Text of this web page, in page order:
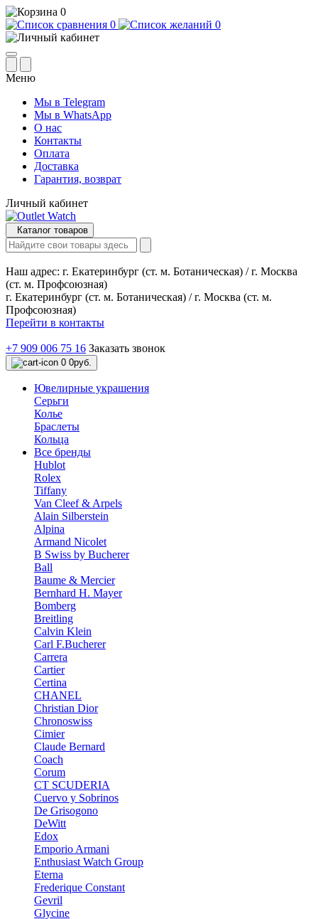
0
0
0
Меню
Мы в Telegram
Мы в WhatsApp
О нас
Контакты
Оплата
Доставка
Гарантия, возврат
Личный кабинет
Каталог товаров
Наш адрес: г. Екатеринбург (ст. м. Ботаническая) / г. Москва
(ст. м. Профсоюзная)
г. Екатеринбург (ст. м. Ботаническая) / г. Москва (ст. м.
Профсоюзная)
Перейти в контакты
+7 909 006 75 16 Заказать звонок
0 0руб.
Ювелирные украшения
Серьги
Колье
Браслеты
Кольца
Все бренды
Hublot
Rolex
Tiffany
Van Cleef & Arpels
Alain Silberstein
Alpina
Armand Nicolet
B Swiss by Bucherer
Ball
Baume & Mercier
Bernhard H. Mayer
Bomberg
Breitling
Calvin Klein
Carl F.Bucherer
Carrera
Cartier
Certina
CHANEL
Christian Dior
Chronoswiss
Cimier
Claude Bernard
Coach
Corum
CT SCUDERIA
Cuervo y Sobrinos
De Grisogono
DeWitt
Edox
Emporio Armani
Enthusiast Watch Group
Eterna
Frederique Constant
Gevril
Glycine